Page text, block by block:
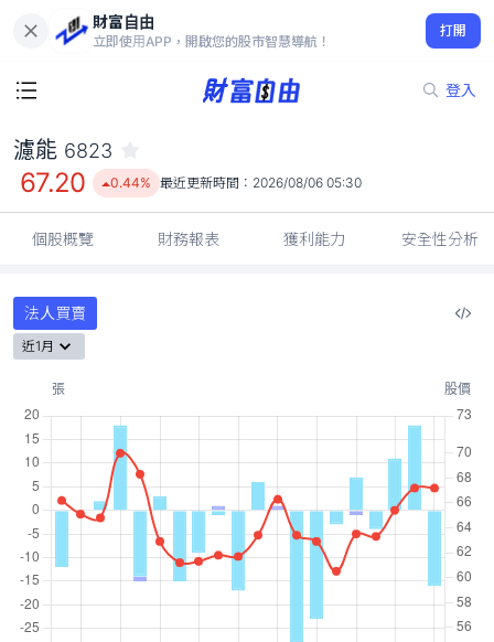
財富自由
立即使用APP，開啟您的股市智慧導航！
打開
登入
67.20
0.44%
濾能 6823
67.20 0.44% 最近更新時間： 2026/08/06 05:30
個股概覽 財務報表 獲利能力 安全性分析
法人買賣
近1月